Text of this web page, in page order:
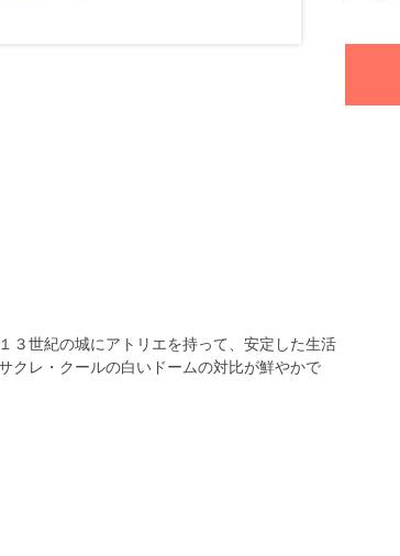
３世紀の城にアトリエを持って、安定した生活
クレ・クールの白いドームの対比が鮮やかで